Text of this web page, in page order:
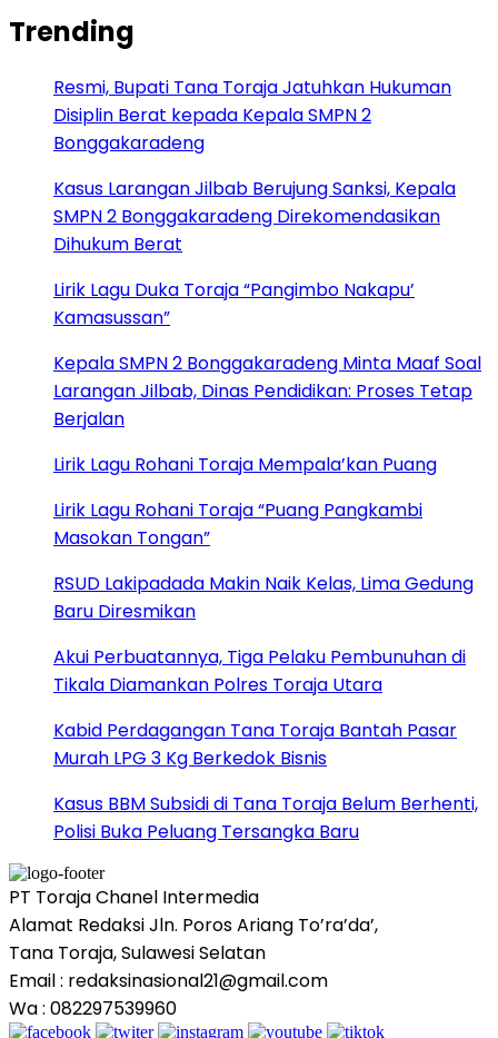
Trending
Resmi, Bupati Tana Toraja Jatuhkan Hukuman
Disiplin Berat kepada Kepala SMPN 2
Bonggakaradeng
Kasus Larangan Jilbab Berujung Sanksi, Kepala
SMPN 2 Bonggakaradeng Direkomendasikan
Dihukum Berat
Lirik Lagu Duka Toraja “Pangimbo Nakapu’
Kamasussan”
Kepala SMPN 2 Bonggakaradeng Minta Maaf Soal
Larangan Jilbab, Dinas Pendidikan: Proses Tetap
Berjalan
Lirik Lagu Rohani Toraja Mempala’kan Puang
Lirik Lagu Rohani Toraja “Puang Pangkambi
Masokan Tongan”
RSUD Lakipadada Makin Naik Kelas, Lima Gedung
Baru Diresmikan
Akui Perbuatannya, Tiga Pelaku Pembunuhan di
Tikala Diamankan Polres Toraja Utara
Kabid Perdagangan Tana Toraja Bantah Pasar
Murah LPG 3 Kg Berkedok Bisnis
Kasus BBM Subsidi di Tana Toraja Belum Berhenti,
Polisi Buka Peluang Tersangka Baru
PT Toraja Chanel Intermedia
Alamat Redaksi Jln. Poros Ariang To’ra’da’,
Tana Toraja, Sulawesi Selatan
Email : redaksinasional21@gmail.com
Wa : 082297539960